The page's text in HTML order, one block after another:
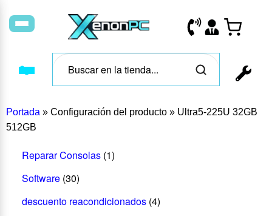
Portada » Configuración del producto » Ultra5-225U 32GB
512GB
Reparar Consolas (1)
Software (30)
descuento reacondicionados (4)